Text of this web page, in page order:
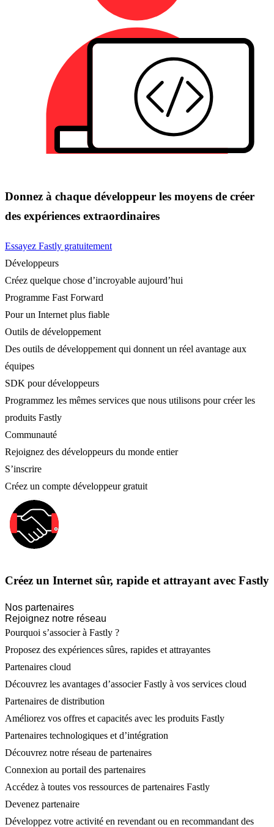
Donnez à chaque développeur les moyens de créer
des expériences extraordinaires
Essayez Fastly gratuitement
Développeurs
Créez quelque chose d’incroyable aujourd’hui
Programme Fast Forward
Pour un Internet plus fiable
Outils de développement
Des outils de développement qui donnent un réel avantage aux
équipes
SDK pour développeurs
Programmez les mêmes services que nous utilisons pour créer les
produits Fastly
Communauté
Rejoignez des développeurs du monde entier
S’inscrire
Créez un compte développeur gratuit
Créez un Internet sûr, rapide et attrayant avec Fastly
Nos partenaires
Rejoignez notre réseau
Pourquoi s’associer à Fastly ?
Proposez des expériences sûres, rapides et attrayantes
Partenaires cloud
Découvrez les avantages d’associer Fastly à vos services cloud
Partenaires de distribution
Améliorez vos offres et capacités avec les produits Fastly
Partenaires technologiques et d’intégration
Découvrez notre réseau de partenaires
Connexion au portail des partenaires
Accédez à toutes vos ressources de partenaires Fastly
Devenez partenaire
Développez votre activité en revendant ou en recommandant des